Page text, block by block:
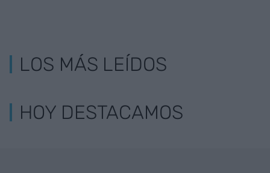
LOS MÁS LEÍDOS
HOY DESTACAMOS